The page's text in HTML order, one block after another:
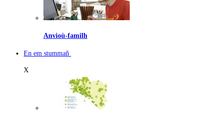
Anvioù-familh
En em stummañ
X